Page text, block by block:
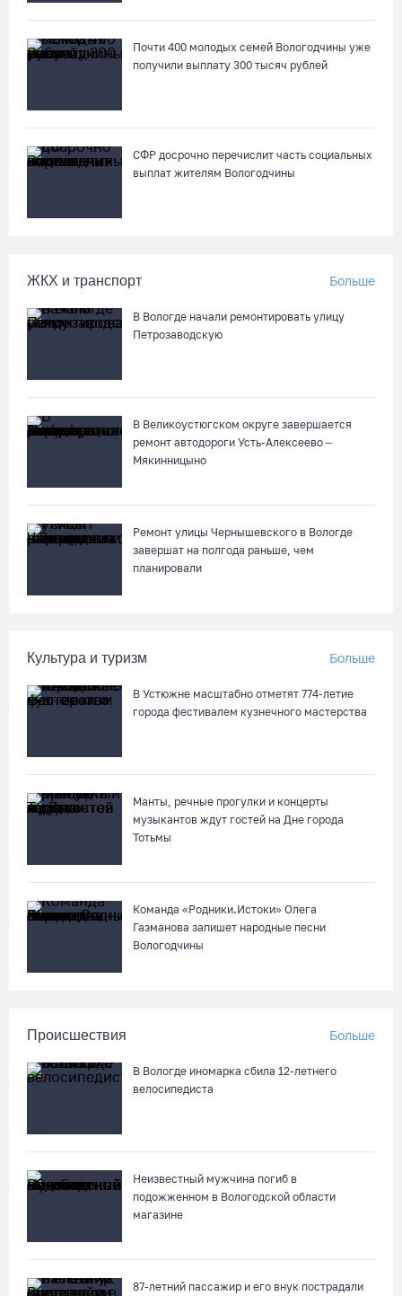
07.08.26 / 13:40
В Череповце госпитализировали пострадавшего в ДТП
мотоциклиста и его пассажира
07.08.26 / 13:39
Речные трамвайчики будут бесплатно катать вологжан и
гостей города 8 и 9 августа
более полумиллиона рублей
Мебель и оборудование закупаются для Сперовского ФАПа в
Вытегорском округе
07.08.26 / 12:07
Из-за ремонта путей часть череповецких трамваев
остановят на три дня
сезону превысила 65%
Почти 400 молодых семей Вологодчины уже
получили выплату 300 тысяч рублей
СФР досрочно перечислит часть социальных
выплат жителям Вологодчины
ЖКХ и транспорт Больше
В Вологде начали ремонтировать улицу
Петрозаводскую
В Великоустюгском округе завершается
ремонт автодороги Усть-Алексеево –
Мякинницыно
Ремонт улицы Чернышевского в Вологде
завершат на полгода раньше, чем
планировали
Культура и туризм Больше
В Устюжне масштабно отметят 774-летие
города фестивалем кузнечного мастерства
Манты, речные прогулки и концерты
музыкантов ждут гостей на Дне города
Тотьмы
Команда «Родники.Истоки» Олега
Газманова запишет народные песни
Вологодчины
Происшествия Больше
В Вологде иномарка сбила 12-летнего
велосипедиста
Неизвестный мужчина погиб в
подожженном в Вологодской области
магазине
87-летний пассажир и его внук пострадали